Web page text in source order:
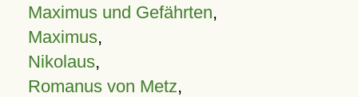
Maximus und Gefährten,
Maximus,
Nikolaus,
Romanus von Metz,